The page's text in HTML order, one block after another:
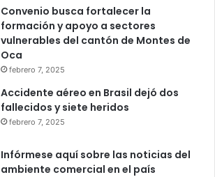
Convenio busca fortalecer la
formación y apoyo a sectores
vulnerables del cantón de Montes de
Oca
febrero 7, 2025
Accidente aéreo en Brasil dejó dos
fallecidos y siete heridos
febrero 7, 2025
Infórmese aquí sobre las noticias del
ambiente comercial en el país